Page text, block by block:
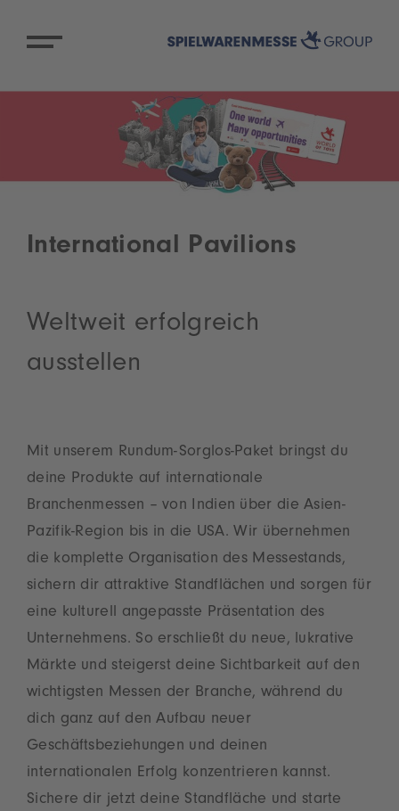
International Pavilions
Weltweit erfolgreich
ausstellen
Mit unserem Rundum-Sorglos-Paket bringst du
deine Produkte auf internationale
Branchenmessen – von Indien über die Asien-
Pazifik-Region bis in die USA. Wir übernehmen
die komplette Organisation des Messestands,
sichern dir attraktive Standflächen und sorgen für
eine kulturell angepasste Präsentation des
Unternehmens. So erschließt du neue, lukrative
Märkte und steigerst deine Sichtbarkeit auf den
wichtigsten Messen der Branche, während du
dich ganz auf den Aufbau neuer
Geschäftsbeziehungen und deinen
internationalen Erfolg konzentrieren kannst.
Sichere dir jetzt deine Standfläche und starte